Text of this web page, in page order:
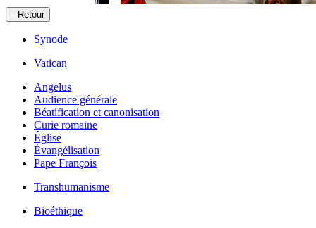
Retour
Synode
Vatican
Angelus
Audience générale
Béatification et canonisation
Curie romaine
Église
Évangélisation
Pape François
Transhumanisme
Bioéthique